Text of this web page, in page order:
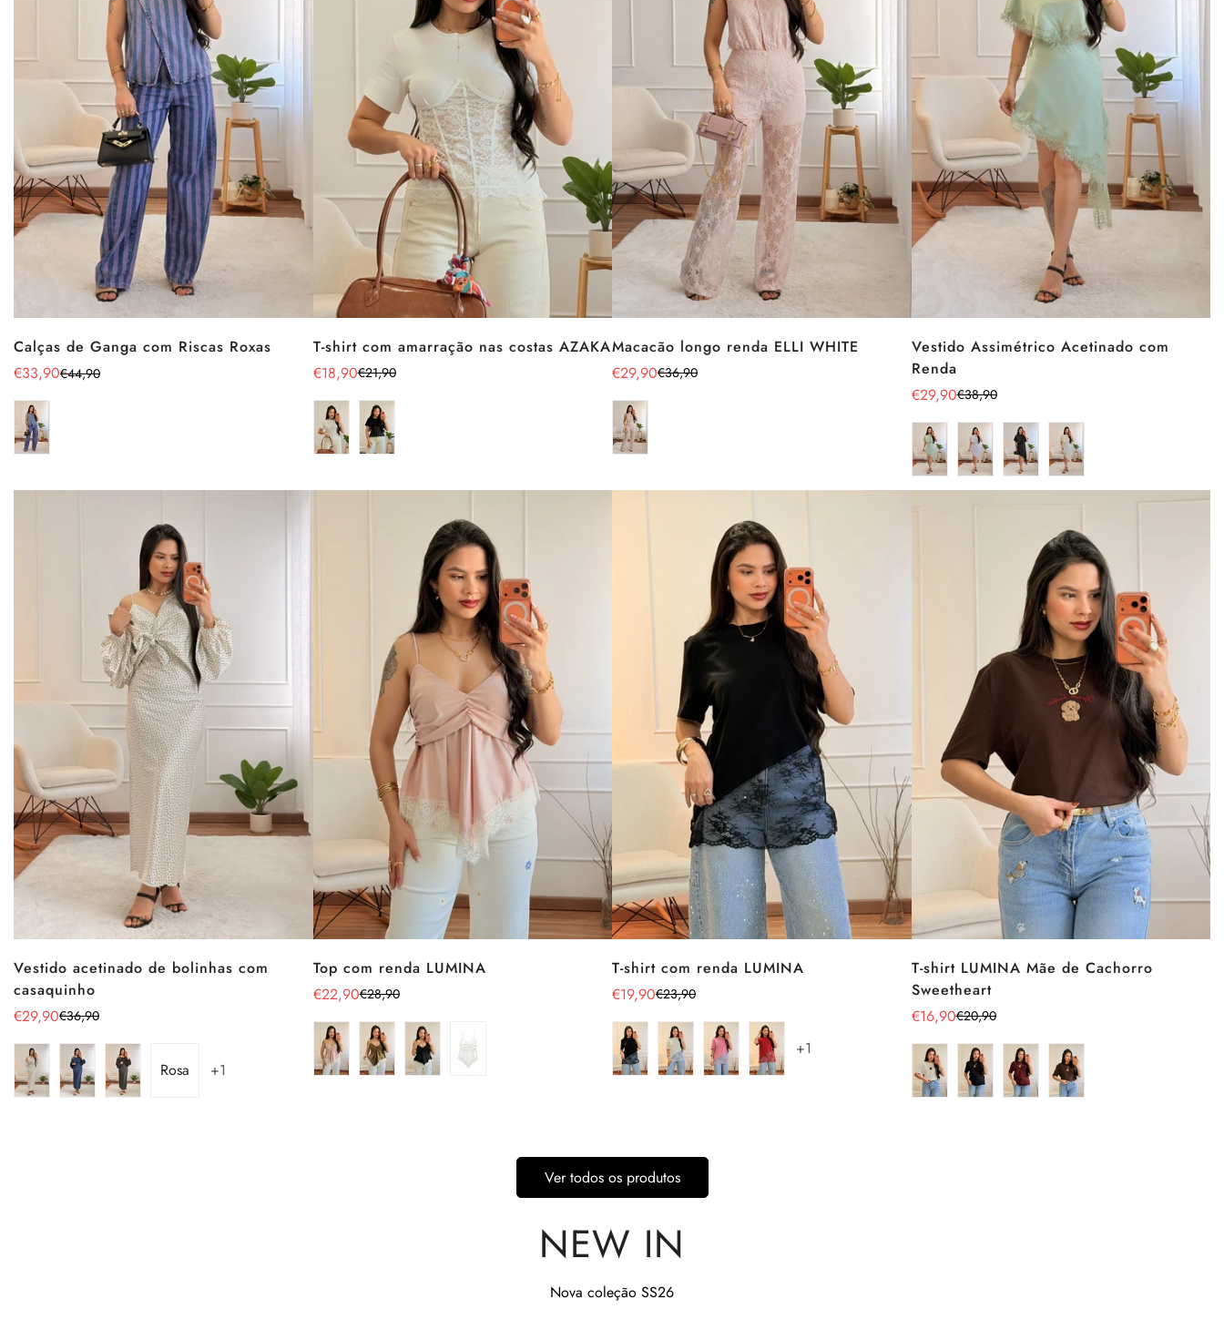
Calças de Ganga com Riscas Roxas
Preço
de
venda
€33,90
Preço
regular
€44,90
T-shirt com amarração nas costas AZAKA
Preço
de
venda
€18,90
Preço
regular
€21,90
Macacão longo renda ELLI WHITE
Preço
de
venda
€29,90
Preço
regular
€36,90
Vestido Assimétrico Acetinado com
Renda
Preço
de
venda
€29,90
Preço
regular
€38,90
Vestido acetinado de bolinhas com
casaquinho
Preço
de
venda
€29,90
Preço
regular
€36,90
Rosa +1
Top com renda LUMINA
Preço
de
venda
€22,90
Preço
regular
€28,90
T-shirt com renda LUMINA
Preço
de
venda
€19,90
Preço
regular
€23,90
+1
T-shirt LUMINA Mãe de Cachorro
Sweetheart
Preço
de
venda
€16,90
Preço
regular
€20,90
Ver todos os produtos
NEW IN
Nova coleção SS26